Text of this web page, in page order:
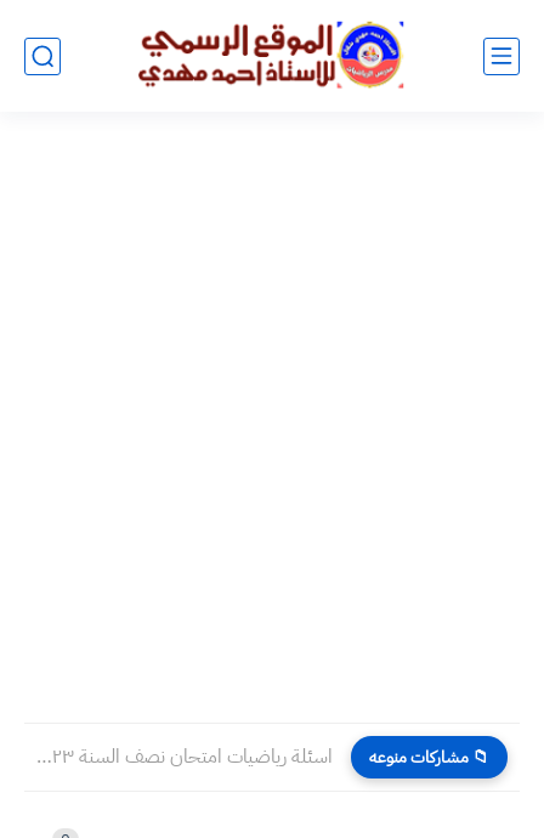
📁 مشاركات منوعه اسئلة رياضيات امتحان نصف السنة ٢٠٢٣ صف الاول الابتدائي